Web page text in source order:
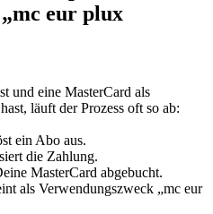
eur plux
und eine MasterCard als
läuft der Prozess oft so ab:
ein Abo aus.
die Zahlung.
MasterCard abgebucht.
als Verwendungszweck „mc eur